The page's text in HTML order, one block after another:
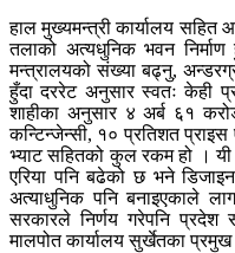
हाल मुख्यमन्त्री कार्यालय सहित
तलाको अत्यधुनिक भवन
मन्त्रालयको संख्या बढ्नु,
हुँदा दररेट अनुसार स्वतः केही
शाहीका अनुसार ४ अर्ब ६१
कन्टिन्जेन्सी, १० प्रतिशत
भ्याट सहितको कुल रकम हो ।
एरिया पनि बढेको छ भने
अत्याधुनिक पनि बनाइएकाले
सरकारले निर्णय गरेपनि प्रदेश
मालपोत कार्यालय सुर्खेतका